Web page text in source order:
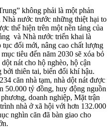
không phải là một phản
nước trước những thiệt hại to
thể hiện trên một nền tảng của
và Nhà nước triển khai là
đổi mới, nâng cao chất lượng
tiêu đến năm 2030 sẽ xóa bỏ
nát cho hộ nghèo, hộ cận
bởi thiên tai, biến đổi khí hậu.
căn nhà tạm, nhà dột nát được
50.000 tỷ đồng, huy động nguồn
doanh nghiệp, Mặt trận
nhà ở xã hội với hơn 132.000
nghìn căn đã bàn giao cho